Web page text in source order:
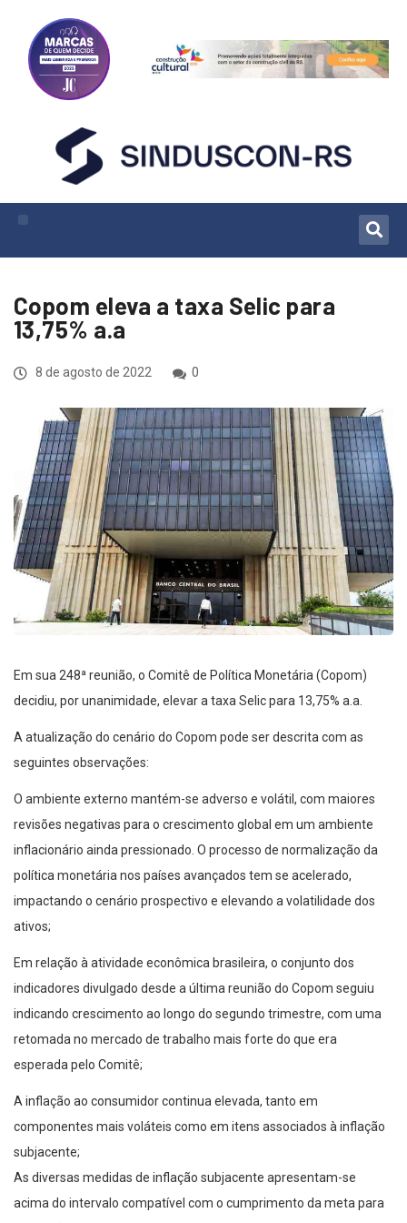
Copom eleva a taxa Selic para
13,75% a.a
8 de agosto de 2022 0
Em sua 248ª reunião, o Comitê de Política Monetária (Copom)
decidiu, por unanimidade, elevar a taxa Selic para 13,75% a.a.
A atualização do cenário do Copom pode ser descrita com as
seguintes observações:
O ambiente externo mantém-se adverso e volátil, com maiores
revisões negativas para o crescimento global em um ambiente
inflacionário ainda pressionado. O processo de normalização da
política monetária nos países avançados tem se acelerado,
impactando o cenário prospectivo e elevando a volatilidade dos
ativos;
Em relação à atividade econômica brasileira, o conjunto dos
indicadores divulgado desde a última reunião do Copom seguiu
indicando crescimento ao longo do segundo trimestre, com uma
retomada no mercado de trabalho mais forte do que era
esperada pelo Comitê;
A inflação ao consumidor continua elevada, tanto em
componentes mais voláteis como em itens associados à inflação
subjacente;
As diversas medidas de inflação subjacente apresentam-se
acima do intervalo compatível com o cumprimento da meta para